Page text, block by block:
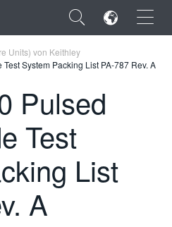
×
Units) von Keithley
System Packing List PA-787 Rev. A
Pulsed
Test
List
A